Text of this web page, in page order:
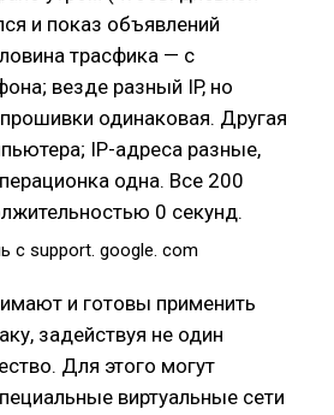
и показ объявлений
трасфика — с
везде разный IP, но
одинаковая. Другая
IP-адреса разные,
одна. Все 200
0 секунд.
с support. google. com
и готовы применить
задействуя не один
Для этого могут
виртуальные сети